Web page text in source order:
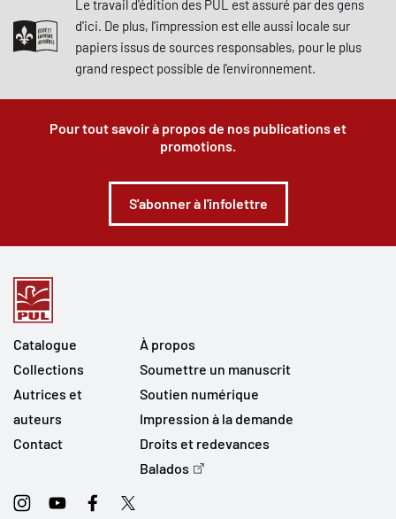
Le travail d'édition des PUL est assuré par des gens
d'ici. De plus, l'impression est elle aussi locale sur
papiers issus de sources responsables, pour le plus
grand respect possible de l'environnement.
Pour tout savoir à propos de nos publications et
promotions.
S'abonner à l'infolettre
Catalogue
Collections
Autrices et
auteurs
Contact
À propos
Soumettre un manuscrit
Soutien numérique
Impression à la demande
Droits et redevances
Balados
InstagramYoutubeFacebookTwitter